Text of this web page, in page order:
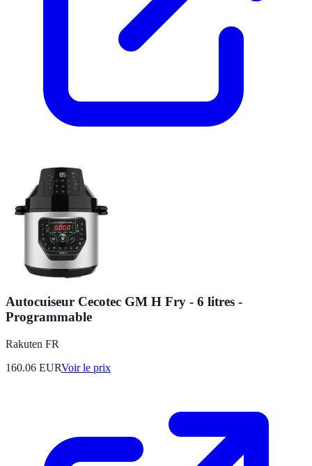
Autocuiseur Cecotec GM H Fry - 6 litres -
Programmable
Rakuten FR
160.06 EURVoir le prix